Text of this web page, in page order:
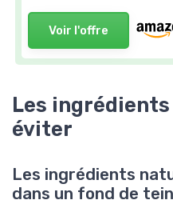
Voir l'offre
Les
éviter
Les ingrédients
dans un fond de